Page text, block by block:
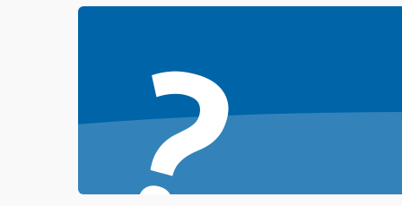
Система охлаждения
?